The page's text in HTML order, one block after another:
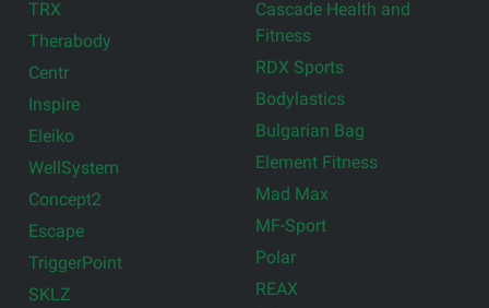
TRX
Therabody
Centr
Inspire
Eleiko
WellSystem
Concept2
Escape
TriggerPoint
SKLZ
Cascade Health and
Fitness
RDX Sports
Bodylastics
Bulgarian Bag
Element Fitness
Mad Max
MF-Sport
Polar
REAX